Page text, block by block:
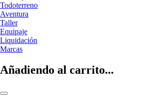
Todoterreno
Aventura
Taller
Equipaje
Liquidación
Marcas
Añadiendo al carrito...